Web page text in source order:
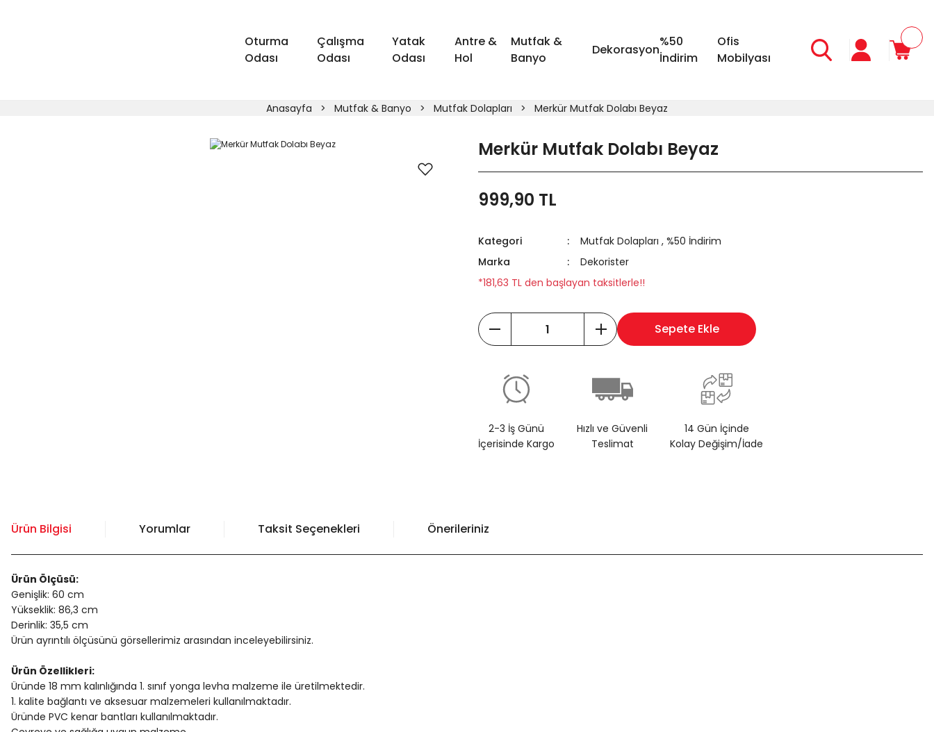
Oturma
Odası
Çalışma
Odası
Yatak
Odası
Antre &
Hol
Mutfak &
Banyo
Dekorasyon
%50
İndirim
Ofis
Mobilyası
Anasayfa Mutfak & Banyo Mutfak Dolapları Merkür Mutfak Dolabı Beyaz
Merkür Mutfak Dolabı Beyaz
999,90 TL
Kategori Mutfak Dolapları , %50 İndirim
Marka
Dekorister
*181,63 TL den başlayan taksitlerle!!
Sepete Ekle
2-3 İş Günü
İçerisinde Kargo
Hızlı ve Güvenli
Teslimat
14 Gün İçinde
Kolay Değişim/İade
Ürün Bilgisi Yorumlar Taksit Seçenekleri Önerileriniz
Ürün Ölçüsü:
Genişlik: 60 cm
Yükseklik: 86,3 cm
Derinlik: 35,5 cm
Ürün ayrıntılı ölçüsünü görsellerimiz arasından inceleyebilirsiniz.
Ürün Özellikleri:
Üründe 18 mm kalınlığında 1. sınıf yonga levha malzeme ile üretilmektedir.
1. kalite bağlantı ve aksesuar malzemeleri kullanılmaktadır.
Üründe PVC kenar bantları kullanılmaktadır.